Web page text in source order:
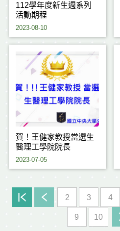
112學年度新生週系列
活動期程
2023-08-10
賀！王健家教授當選生
醫理工學院院長
2023-07-05
2 3 4
9 10